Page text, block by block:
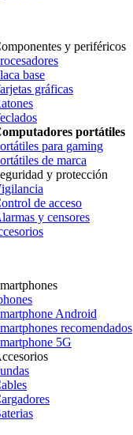
y periféricos
base
gráficas
portátiles
para gaming
de marca
y protección
de acceso
y censores
Android
recomendados
5G